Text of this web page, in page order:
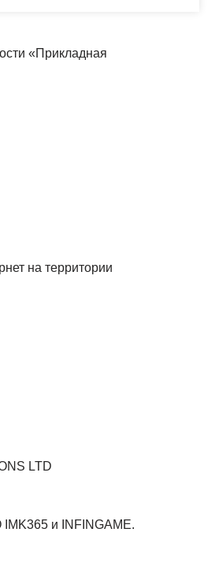
«Прикладная
на территории
LTD
IMK365 и INFINGAME.